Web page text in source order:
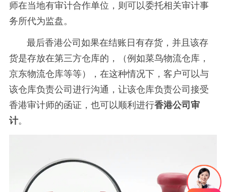
师在当地有审计合作单位，则可以委托相关审计事
务所代为监盘。
最后香港公司如果在结账日有存货，并且该存
货是存放在第三方仓库的，（例如菜鸟物流仓库，
京东物流仓库等等），在这种情况下，客户可以与
该仓库负责公司进行沟通，让该仓库负责公司接受
香港审计师的函证，也可以顺利进行香港公司审
计。